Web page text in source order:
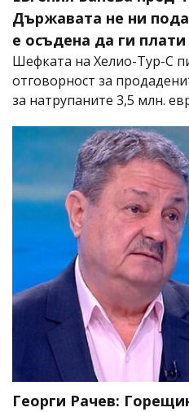
Държавата не ни
е осъдена да ги плати
Шефката на Хелио-Тур-С
отговорност за
за натрупаните 3,5 млн.
Георги Рачев: